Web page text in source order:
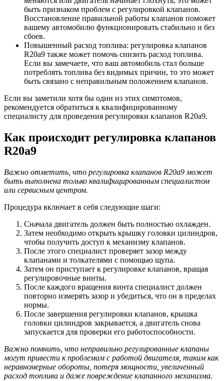
быть признаком проблем с регулировкой клапанов.
Восстановление правильной работы клапанов поможет
вашему автомобилю функционировать стабильно и без
сбоев.
Повышенный расход топлива: регулировка клапанов
R20a9 также может помочь снизить расход топлива.
Если вы замечаете, что ваш автомобиль стал больше
потреблять топлива без видимых причин, то это может
быть связано с неправильным положением клапанов.
Если вы заметили хотя бы один из этих симптомов,
рекомендуется обратиться к квалифицированному
специалисту для проведения регулировки клапанов R20a9.
Как происходит регулировка клапанов
R20a9
Важно отметить, что регулировка клапанов R20a9 может
быть выполнена только квалифицированным специалистом
или сервисным центром.
Процедура включает в себя следующие шаги:
Сначала двигатель должен быть полностью охлажден.
Затем необходимо открыть крышку головки цилиндров,
чтобы получить доступ к механизму клапанов.
После этого специалист проверяет зазор между
клапанами и толкателями с помощью щупа.
Затем он приступает к регулировке клапанов, вращая
регулировочные винты.
После каждого вращения винта специалист должен
повторно измерять зазор и убедиться, что он в пределах
нормы.
После завершения регулировки клапанов, крышка
головки цилиндров закрывается, а двигатель снова
запускается для проверки его работоспособности.
Важно помнить, что неправильно регулированные клапаны
могут привести к проблемам с работой двигателя, таким как
неравномерные обороты, потеря мощности, увеличенный
расход топлива и даже повреждение клапанного механизма.